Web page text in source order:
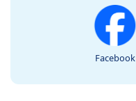
Facebook